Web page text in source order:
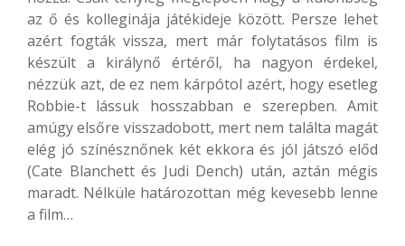
az ő és kolleginája játékideje között. Persze lehet
azért fogták vissza, mert már folytatásos film is
készült a királynő értéről, ha nagyon érdekel,
nézzük azt, de ez nem kárpótol azért, hogy esetleg
Robbie-t lássuk hosszabban e szerepben. Amit
amúgy elsőre visszadobott, mert nem találta magát
elég jó színésznőnek két ekkora és jól játszó előd
(Cate Blanchett és Judi Dench) után, aztán mégis
maradt. Nélküle határozottan még kevesebb lenne
a film…